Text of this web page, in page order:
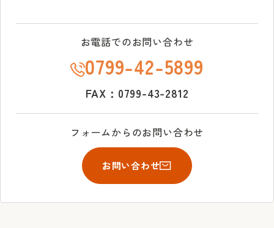
お電話でのお問い合わせ
0799-42-5899
FAX：0799-43-2812
フォームからのお問い合わせ
お問い合わせ